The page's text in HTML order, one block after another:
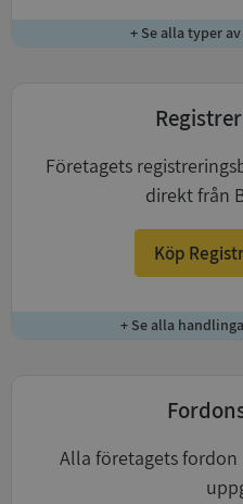
+ Se alla typer
Företagets
direkt från
Köp
+ Se alla
Alla företagets